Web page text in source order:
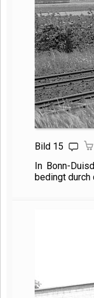
Bild 15
In Bonn-
bedingt durch